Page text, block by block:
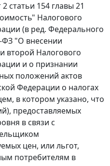
2 статьи 154 главы 21
Налогового
(в ред. Федерального
ФЗ "О внесении
второй Налогового
и о признании
положений актов
Федерации о налогах
в котором указано, что
предоставляемых
в связи с
цен, или льгот,
потребителям в